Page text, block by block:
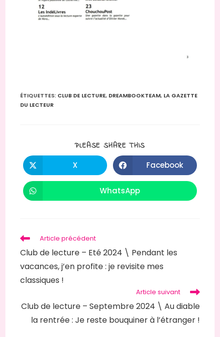
ÉTIQUETTES: CLUB DE LECTURE, DREAMBOOKTEAM, LA GAZETTE
DU LECTEUR
PLEASE SHARE THIS
X
Facebook
WhatsApp
Article précédent
Club de lecture – Eté 2024 \ Pendant les
vacances, j’en profite : je revisite mes
classiques !
Article suivant
Club de lecture – Septembre 2024 \ Au diable
la rentrée : Je reste bouquiner à l’étranger !